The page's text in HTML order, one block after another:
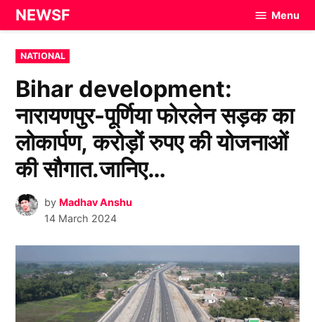
Skip
to
content
NEWSF Menu
POSTED
IN
NATIONAL
Bihar development:
नारायणपुर-पूर्णिया फोरलेन सड़क का
लोकार्पण, करोड़ों रुपए की योजनाओं
की सौगात.जानिए…
by Madhav Anshu
14 March 2024